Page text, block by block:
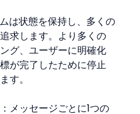
は状態を保持し、多くの
求します。より多くの
グ、ユーザーに明確化
が完了したために停止
す。
メッセージごとに1つの